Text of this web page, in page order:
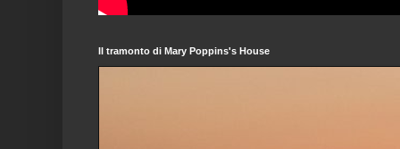
Il tramonto di Mary Poppins's House